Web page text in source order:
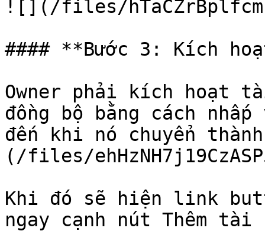
![](/files/
#### **Bước 3: Kích
Owner phải kích hoạt
đồng bộ bằng cách
đến khi nó chuyển
(/files/
Khi đó sẽ hiện link
ngay cạnh nút Thêm tài